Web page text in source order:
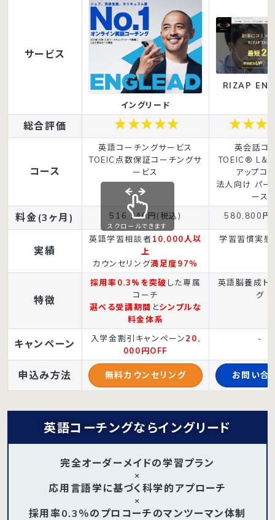
サービス
イングリード
RIZAP
総合評価
コース
英語コーチングサービス
TOEIC点数保証コーチングサ
ービス
英会話コ
TOEIC® L&R
アップコ
法人向け パー
ース
料金(3ヶ月) 516,340円(税込) 580,800円
実績
英語学習相談者10,000人以
上
カウンセリング満足度97％
学習習慣実
特徴
採用率0.3%を突破 した専属
コーチ
選べる受講期間 とシンプルな
料金体系
英語脳養成ト
グ
キャンペーン 入学金割引キャンペーン20,
000円OFF
-
申込み方法 無料カウンセリング お問い合
スクロールできます
英語コーチングならイングリード
完全オーダーメイドの学習プラン
×
応用言語学に基づく科学的アプローチ
×
採用率0.3％のプロコーチのマンツーマン体制